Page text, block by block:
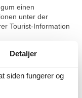
einen
unter der
Tourist-Information
offenen Grundriss.
Der Schlafraum
hat eine
ist für Allergiker
Detaljer
siden fungerer og